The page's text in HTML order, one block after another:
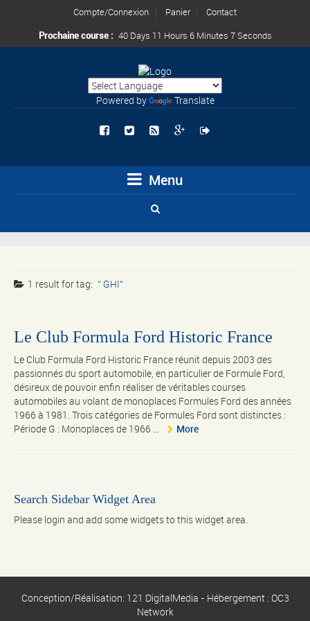
Compte/Connexion Panier
Contact
Prochaine course : 40 Days 11 Hours 6 Minutes 7 Seconds
Powered by Translate
Menu
1 result fortag: GHI
Le Club Formula Ford Historic France
Le Club Formula Ford Historic France réunit depuis 2003 des
passionnés du sport automobile, en particulier de Formule Ford,
désireux de pouvoir enfin réaliser de véritables courses
automobiles au volant de monoplaces Formules Ford des années
1966 à 1981. Trois catégories de Formules Ford sont distinctes :
Période G : Monoplaces de 1966 ...
More
Search Sidebar Widget Area
Please login and add some widgets to this widget area.
Conception/Réalisation: 121 DigitalMedia - Hébergement : OC3
Network